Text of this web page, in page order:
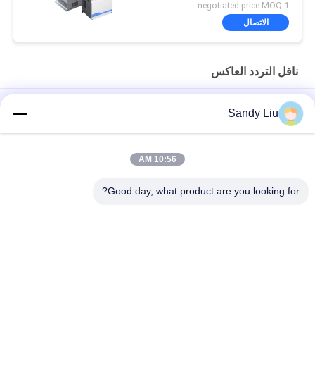
الدائم
negotiated price MOQ:1
الاتصال
ناقل التردد العاكس
الصناعي
ناقل الحركة الذي يتم التحكم فيه بالتردد، عاكس لتقليل الضوضاء، ثبات
ISO ناقل التردد العاكس 1 المرحلة محرك متزامن المغناطيس الدائم
Sandy Liu
10:56 AM
Good day, what product are you looking for?